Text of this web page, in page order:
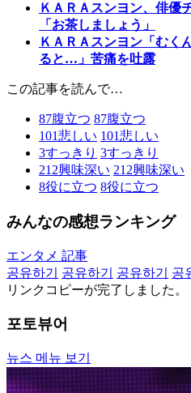
ＫＡＲＡスンヨン、俳優
「お茶しましょう」
ＫＡＲＡスンヨン「むく
ると…」苦痛を吐露
この記事を読んで…
87腹立つ 87腹立つ
101悲しい 101悲しい
3すっきり 3すっきり
212興味深い 212興味深い
8役に立つ 8役に立つ
みんなの感想ランキング
エンタメ 記事
공유하기
공유하기 공유하기 공
リンクコピーが完了しました。
포토뷰어
뉴스 메뉴 보기